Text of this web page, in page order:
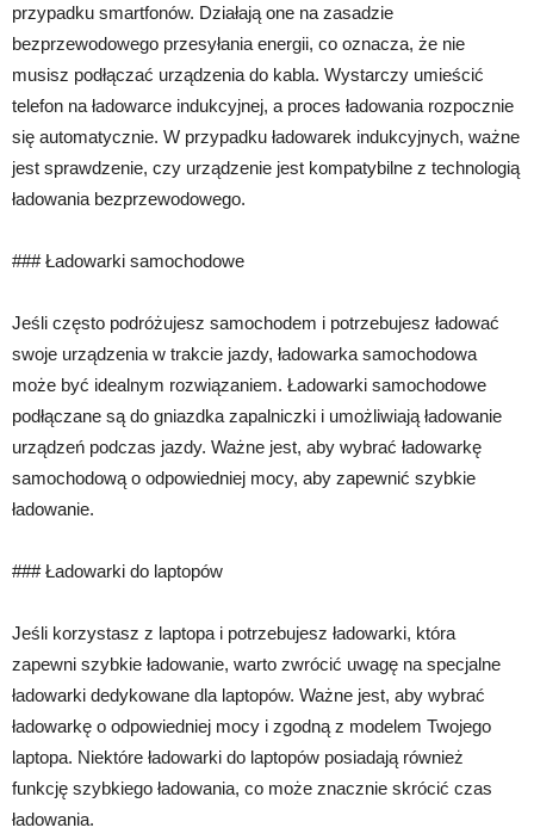
przypadku smartfonów. Działają one na zasadzie
bezprzewodowego przesyłania energii, co oznacza, że nie
musisz podłączać urządzenia do kabla. Wystarczy umieścić
telefon na ładowarce indukcyjnej, a proces ładowania rozpocznie
się automatycznie. W przypadku ładowarek indukcyjnych, ważne
jest sprawdzenie, czy urządzenie jest kompatybilne z technologią
ładowania bezprzewodowego.
### Ładowarki samochodowe
Jeśli często podróżujesz samochodem i potrzebujesz ładować
swoje urządzenia w trakcie jazdy, ładowarka samochodowa
może być idealnym rozwiązaniem. Ładowarki samochodowe
podłączane są do gniazdka zapalniczki i umożliwiają ładowanie
urządzeń podczas jazdy. Ważne jest, aby wybrać ładowarkę
samochodową o odpowiedniej mocy, aby zapewnić szybkie
ładowanie.
### Ładowarki do laptopów
Jeśli korzystasz z laptopa i potrzebujesz ładowarki, która
zapewni szybkie ładowanie, warto zwrócić uwagę na specjalne
ładowarki dedykowane dla laptopów. Ważne jest, aby wybrać
ładowarkę o odpowiedniej mocy i zgodną z modelem Twojego
laptopa. Niektóre ładowarki do laptopów posiadają również
funkcję szybkiego ładowania, co może znacznie skrócić czas
ładowania.